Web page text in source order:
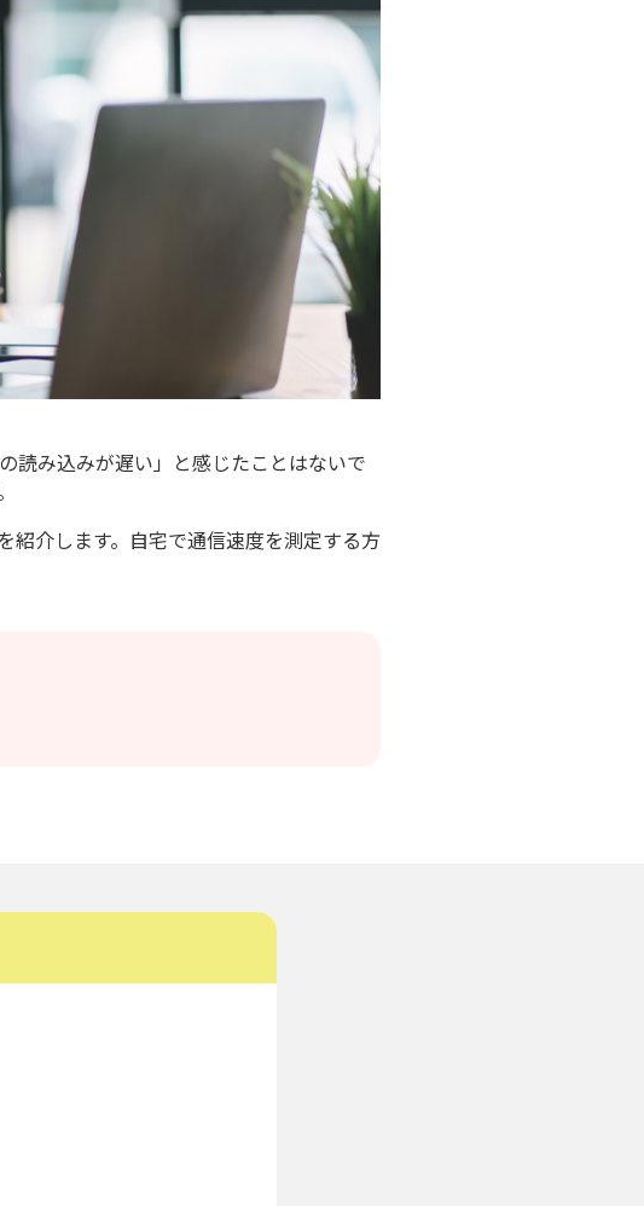
読み込みが遅い」と感じたことはないで
紹介します。自宅で通信速度を測定する方